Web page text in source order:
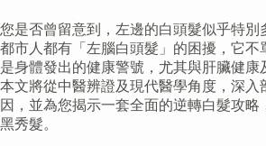
您是否曾留意到，左邊的白頭髮似乎特別
都市人都有「左腦白頭髮」的困擾，它不
是身體發出的健康警號，尤其與肝臟健康
本文將從中醫辨證及現代醫學角度，深入
因，並為您揭示一套全面的逆轉白髮攻略
黑秀髮。